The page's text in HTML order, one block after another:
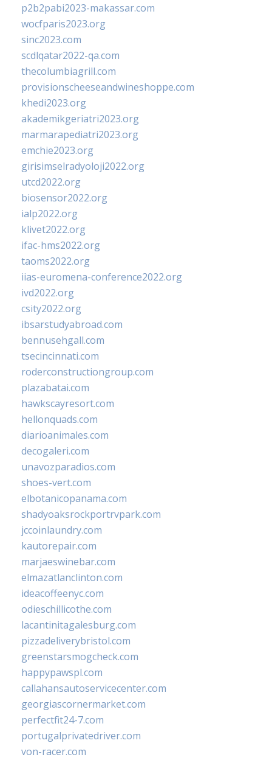
p2b2pabi2023-makassar.com
wocfparis2023.org
sinc2023.com
scdlqatar2022-qa.com
thecolumbiagrill.com
provisionscheeseandwineshoppe.com
khedi2023.org
akademikgeriatri2023.org
marmarapediatri2023.org
emchie2023.org
girisimselradyoloji2022.org
utcd2022.org
biosensor2022.org
ialp2022.org
klivet2022.org
ifac-hms2022.org
taoms2022.org
iias-euromena-conference2022.org
ivd2022.org
csity2022.org
ibsarstudyabroad.com
bennusehgall.com
tsecincinnati.com
roderconstructiongroup.com
plazabatai.com
hawkscayresort.com
hellonquads.com
diarioanimales.com
decogaleri.com
unavozparadios.com
shoes-vert.com
elbotanicopanama.com
shadyoaksrockportrvpark.com
jccoinlaundry.com
kautorepair.com
marjaeswinebar.com
elmazatlanclinton.com
ideacoffeenyc.com
odieschillicothe.com
lacantinitagalesburg.com
pizzadeliverybristol.com
greenstarsmogcheck.com
happypawspl.com
callahansautoservicecenter.com
georgiascornermarket.com
perfectfit24-7.com
portugalprivatedriver.com
von-racer.com